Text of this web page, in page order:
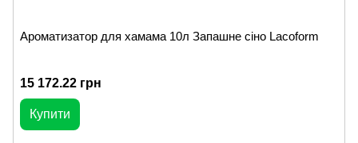
Ароматизатор для хамама 10л Запашне сіно Lacoform
15 172.22 грн
Купити